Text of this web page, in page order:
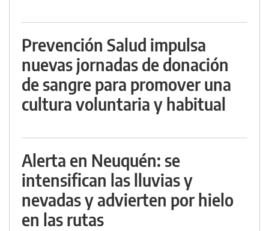
Prevención Salud impulsa
nuevas jornadas de donación
de sangre para promover una
cultura voluntaria y habitual
Alerta en Neuquén: se
intensifican las lluvias y
nevadas y advierten por hielo
en las rutas